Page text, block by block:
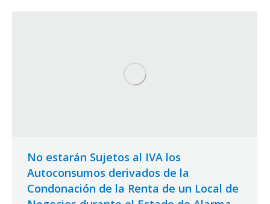
No estarán Sujetos al IVA los
Autoconsumos derivados de la
Condonación de la Renta de un Local de